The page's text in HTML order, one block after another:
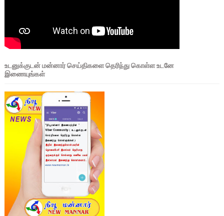
உடனுக்குடன் மன்னார் செய்திகளை தெரிந்து கொள்ள உடனே
இணையுங்கள்